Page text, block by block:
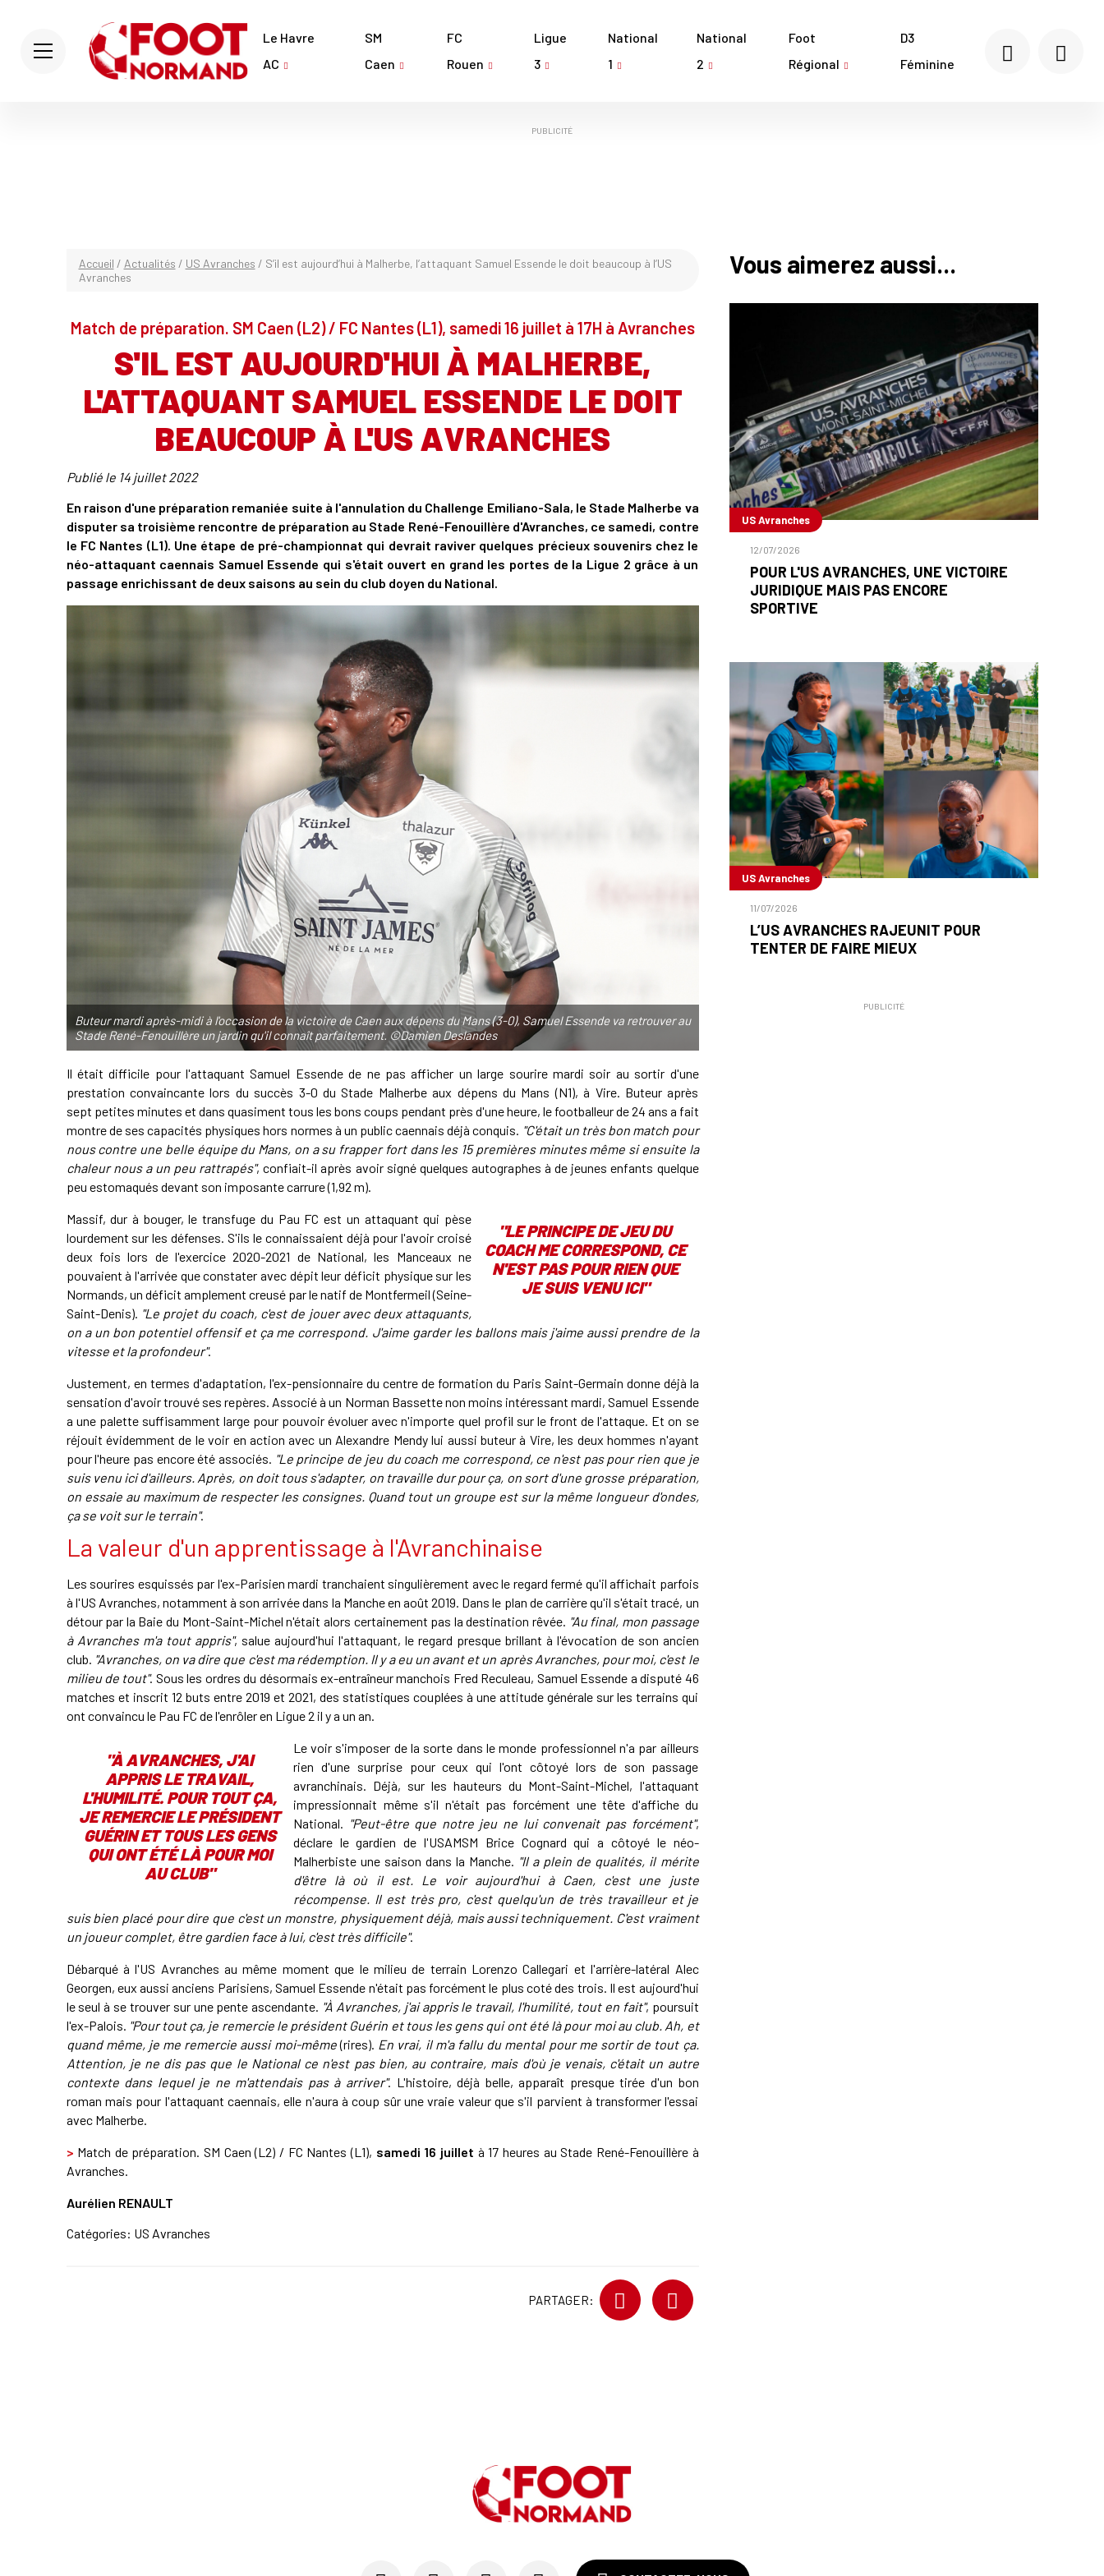
Le Havre
AC
SM
Caen
FC
Rouen
Ligue
3
National
1
National
2
Foot
Régional
D3
Féminine
PUBLICITÉ
Accueil / Actualités / US Avranches / S’il est aujourd’hui à Malherbe, l’attaquant Samuel Essende le doit beaucoup à l’US
Avranches
Match de préparation. SM Caen (L2) / FC Nantes (L1), samedi 16 juillet à 17H à Avranches
S'IL EST AUJOURD'HUI À MALHERBE,
L'ATTAQUANT SAMUEL ESSENDE LE DOIT
BEAUCOUP À L'US AVRANCHES
Publié le 14 juillet 2022
En raison d'une préparation remaniée suite à l'annulation du Challenge Emiliano-Sala, le Stade Malherbe va
disputer sa troisième rencontre de préparation au Stade René-Fenouillère d'Avranches, ce samedi, contre
le FC Nantes (L1). Une étape de pré-championnat qui devrait raviver quelques précieux souvenirs chez le
néo-attaquant caennais Samuel Essende qui s'était ouvert en grand les portes de la Ligue 2 grâce à un
passage enrichissant de deux saisons au sein du club doyen du National.
Buteur mardi après-midi à l'occasion de la victoire de Caen aux dépens du Mans (3-0), Samuel Essende va retrouver au
Stade René-Fenouillère un jardin qu'il connaît parfaitement. ©Damien Deslandes
Il était difficile pour l'attaquant Samuel Essende de ne pas afficher un large sourire mardi soir au sortir d'une
prestation convaincante lors du succès 3-0 du Stade Malherbe aux dépens du Mans (N1), à Vire. Buteur après
sept petites minutes et dans quasiment tous les bons coups pendant près d'une heure, le footballeur de 24 ans a fait
montre de ses capacités physiques hors normes à un public caennais déjà conquis. "C'était un très bon match pour
nous contre une belle équipe du Mans, on a su frapper fort dans les 15 premières minutes même si ensuite la
chaleur nous a un peu rattrapés", confiait-il après avoir signé quelques autographes à de jeunes enfants quelque
peu estomaqués devant son imposante carrure (1,92 m).
"LE PRINCIPE DE JEU DU
COACH ME CORRESPOND, CE
N'EST PAS POUR RIEN QUE
JE SUIS VENU ICI"
Massif, dur à bouger, le transfuge du Pau FC est un attaquant qui pèse
lourdement sur les défenses. S'ils le connaissaient déjà pour l'avoir croisé
deux fois lors de l'exercice 2020-2021 de National, les Manceaux ne
pouvaient à l'arrivée que constater avec dépit leur déficit physique sur les
Normands, un déficit amplement creusé par le natif de Montfermeil (Seine-
Saint-Denis). "Le projet du coach, c'est de jouer avec deux attaquants,
on a un bon potentiel offensif et ça me correspond. J'aime garder les ballons mais j'aime aussi prendre de la
vitesse et la profondeur".
Justement, en termes d'adaptation, l'ex-pensionnaire du centre de formation du Paris Saint-Germain donne déjà la
sensation d'avoir trouvé ses repères. Associé à un Norman Bassette non moins intéressant mardi, Samuel Essende
a une palette suffisamment large pour pouvoir évoluer avec n'importe quel profil sur le front de l'attaque. Et on se
réjouit évidemment de le voir en action avec un Alexandre Mendy lui aussi buteur à Vire, les deux hommes n'ayant
pour l'heure pas encore été associés. "Le principe de jeu du coach me correspond, ce n'est pas pour rien que je
suis venu ici d'ailleurs. Après, on doit tous s'adapter, on travaille dur pour ça, on sort d'une grosse préparation,
on essaie au maximum de respecter les consignes. Quand tout un groupe est sur la même longueur d'ondes,
ça se voit sur le terrain".
La valeur d'un apprentissage à l'Avranchinaise
Les sourires esquissés par l'ex-Parisien mardi tranchaient singulièrement avec le regard fermé qu'il affichait parfois
à l'US Avranches, notamment à son arrivée dans la Manche en août 2019. Dans le plan de carrière qu'il s'était tracé, un
détour par la Baie du Mont-Saint-Michel n'était alors certainement pas la destination rêvée. "Au final, mon passage
à Avranches m'a tout appris", salue aujourd'hui l'attaquant, le regard presque brillant à l'évocation de son ancien
club. "Avranches, on va dire que c'est ma rédemption. Il y a eu un avant et un après Avranches, pour moi, c'est le
milieu de tout". Sous les ordres du désormais ex-entraîneur manchois Fred Reculeau, Samuel Essende a disputé 46
matches et inscrit 12 buts entre 2019 et 2021, des statistiques couplées à une attitude générale sur les terrains qui
ont convaincu le Pau FC de l'enrôler en Ligue 2 il y a un an.
"À AVRANCHES, J'AI
APPRIS LE TRAVAIL,
L'HUMILITÉ. POUR TOUT ÇA,
JE REMERCIE LE PRÉSIDENT
GUÉRIN ET TOUS LES GENS
QUI ONT ÉTÉ LÀ POUR MOI
AU CLUB"
Le voir s'imposer de la sorte dans le monde professionnel n'a par ailleurs
rien d'une surprise pour ceux qui l'ont côtoyé lors de son passage
avranchinais. Déjà, sur les hauteurs du Mont-Saint-Michel, l'attaquant
impressionnait même s'il n'était pas forcément une tête d'affiche du
National. "Peut-être que notre jeu ne lui convenait pas forcément",
déclare le gardien de l'USAMSM Brice Cognard qui a côtoyé le néo-
Malherbiste une saison dans la Manche. "Il a plein de qualités, il mérite
d'être là où il est. Le voir aujourd'hui à Caen, c'est une juste
récompense. Il est très pro, c'est quelqu'un de très travailleur et je
suis bien placé pour dire que c'est un monstre, physiquement déjà, mais aussi techniquement. C'est vraiment
un joueur complet, être gardien face à lui, c'est très difficile".
Débarqué à l'US Avranches au même moment que le milieu de terrain Lorenzo Callegari et l'arrière-latéral Alec
Georgen, eux aussi anciens Parisiens, Samuel Essende n'était pas forcément le plus coté des trois. Il est aujourd'hui
le seul à se trouver sur une pente ascendante. "À Avranches, j'ai appris le travail, l'humilité, tout en fait", poursuit
l'ex-Palois. "Pour tout ça, je remercie le président Guérin et tous les gens qui ont été là pour moi au club. Ah, et
quand même, je me remercie aussi moi-même(rires). En vrai, il m'a fallu du mental pour me sortir de tout ça.
Attention, je ne dis pas que le National ce n'est pas bien, au contraire, mais d'où je venais, c'était un autre
contexte dans lequel je ne m'attendais pas à arriver". L'histoire, déjà belle, apparaît presque tirée d'un bon
roman mais pour l'attaquant caennais, elle n'aura à coup sûr une vraie valeur que s'il parvient à transformer l'essai
avec Malherbe.
> Match de préparation. SM Caen (L2) / FC Nantes (L1), samedi 16 juillet à 17 heures au Stade René-Fenouillère à
Avranches.
Aurélien RENAULT
Catégories: US Avranches
PARTAGER:
Vous aimerez aussi...
US Avranches
12/07/2026
POUR L'US AVRANCHES, UNE VICTOIRE
JURIDIQUE MAIS PAS ENCORE
SPORTIVE
US Avranches
11/07/2026
L’US AVRANCHES RAJEUNIT POUR
TENTER DE FAIRE MIEUX
PUBLICITÉ